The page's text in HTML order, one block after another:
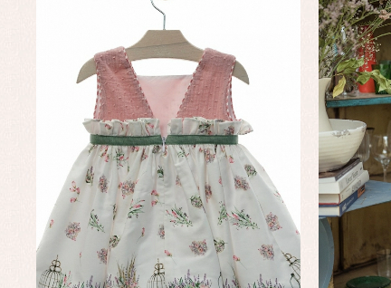
Complementos de bautizo
Conjuntos
Faldones de bautizo